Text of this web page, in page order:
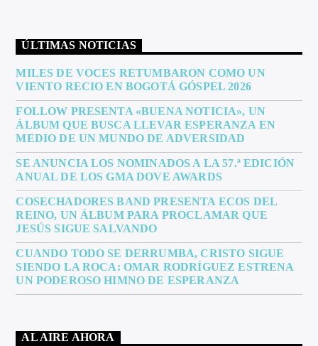
ÚLTIMAS NOTICIAS
MILES DE VOCES RETUMBARON COMO UN
VIENTO RECIO EN BOGOTÁ GÓSPEL 2026
FOLLOW PRESENTA «BUENA NOTICIA», UN
ÁLBUM QUE BUSCA LLEVAR ESPERANZA EN
MEDIO DE UN MUNDO DE ADVERSIDAD
SE ANUNCIA LOS NOMINADOS A LA 57.ª EDICIÓN
ANUAL DE LOS GMA DOVE AWARDS
COSECHADORES BAND PRESENTA ECOS DEL
REINO, UN ÁLBUM PARA PROCLAMAR QUE
JESÚS SIGUE SALVANDO
CUANDO TODO SE DERRUMBA, CRISTO SIGUE
SIENDO LA ROCA: OMAR RODRÍGUEZ ESTRENA
UN PODEROSO HIMNO DE ESPERANZA
AL AIRE AHORA